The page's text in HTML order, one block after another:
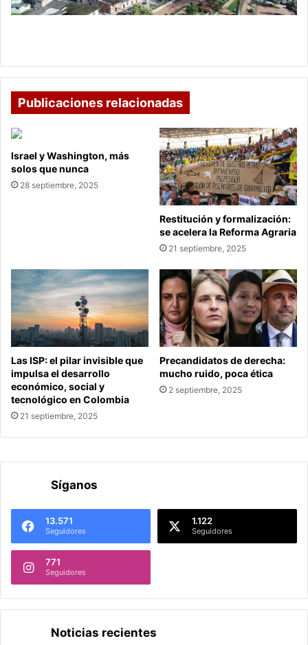
Tenza
Publicaciones relacionadas
Israel y Washington, más
solos que nunca
28 septiembre, 2025
Restitución y formalización:
se acelera la Reforma Agraria
21 septiembre, 2025
Las ISP: el pilar invisible que
impulsa el desarrollo
económico, social y
tecnológico en Colombia
21 septiembre, 2025
Precandidatos de derecha:
mucho ruido, poca ética
2 septiembre, 2025
Síganos
13.571
Seguidores
1.122
Seguidores
771
Seguidores
Noticias recientes